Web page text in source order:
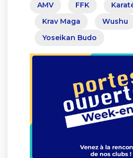
AMV FFK
Krav Maga
Wushu
Yoseikan Budo